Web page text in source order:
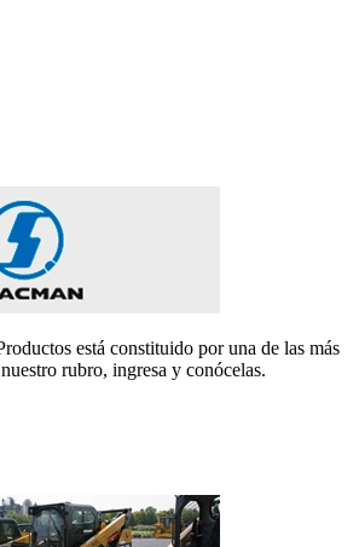
está constituido por una de las más
rubro, ingresa y conócelas.